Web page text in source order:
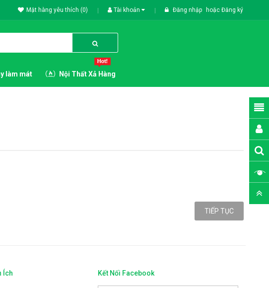
Mặt hàng yêu thích (0) Tài khoản Đăng nhập hoặc Đăng ký
làm mát Nội Thất Xả Hàng
TIẾP TỤC
Ích Kết Nối Facebook